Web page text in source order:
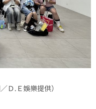
Ｄ.Ｅ娛樂提供）